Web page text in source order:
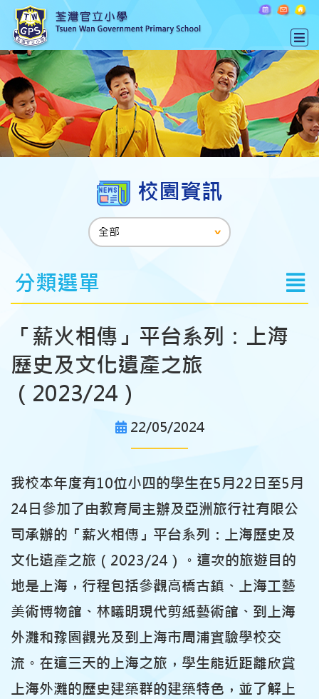
校園資訊
分類選單
「薪火相傳」平台系列：上海
歷史及文化遺產之旅
（2023/24）
22/05/2024
我校本年度有10位小四的學生在5月22日至5月
24日參加了由教育局主辦及亞洲旅行社有限公
司承辦的「薪火相傳」平台系列：上海歷史及
文化遺產之旅（2023/24）。這次的旅遊目的
地是上海，行程包括參觀高橋古鎮、上海工藝
美術博物館、林曦明現代剪紙藝術館、到上海
外灘和豫園觀光及到上海市周浦實驗學校交
流。在這三天的上海之旅，學生能近距離欣賞
上海外灘的歷史建築群的建築特色，並了解上